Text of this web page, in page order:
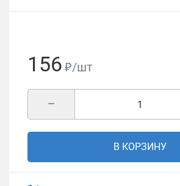
156 ₽/шт
–
В КОРЗИНУ